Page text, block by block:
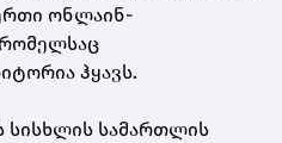
ონლაინ-
რომელსაც
ჰყავს.
სისხლის სამართლის